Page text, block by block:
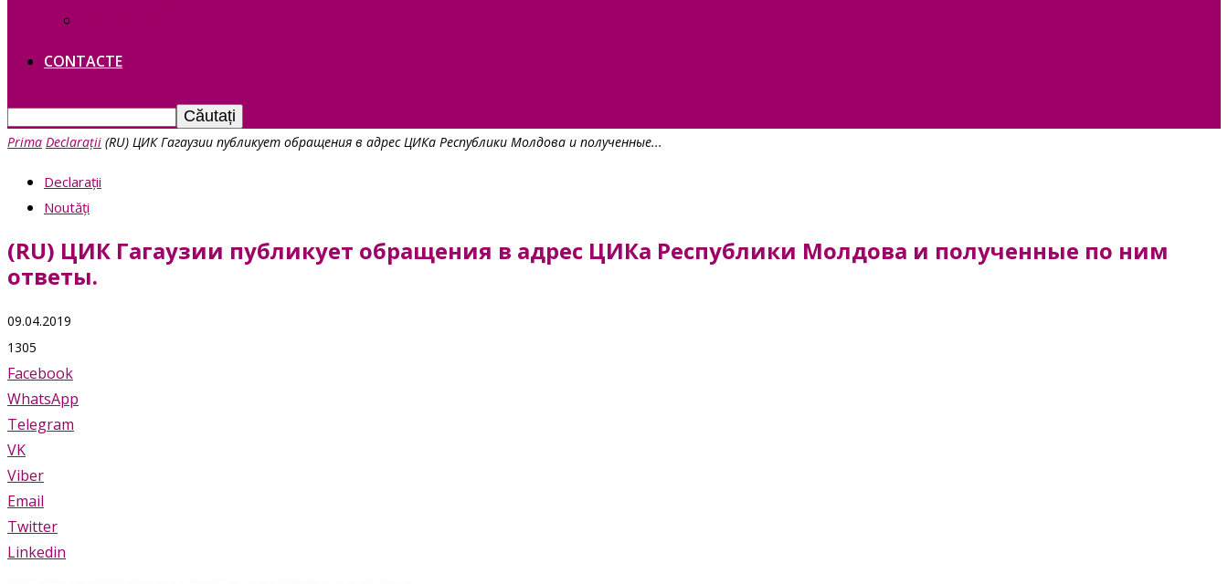
CONTACTE
Prima Declarații (RU) ЦИК Гагаузии публикует обращения в адрес ЦИКа Республики Молдова и полученные...
Declarații
Noutăți
(RU) ЦИК Гагаузии публикует обращения в адрес ЦИКа Республики Молдова и полученные по ним
ответы.
09.04.2019
1305
Facebook
WhatsApp
Telegram
VK
Viber
Email
Twitter
Linkedin